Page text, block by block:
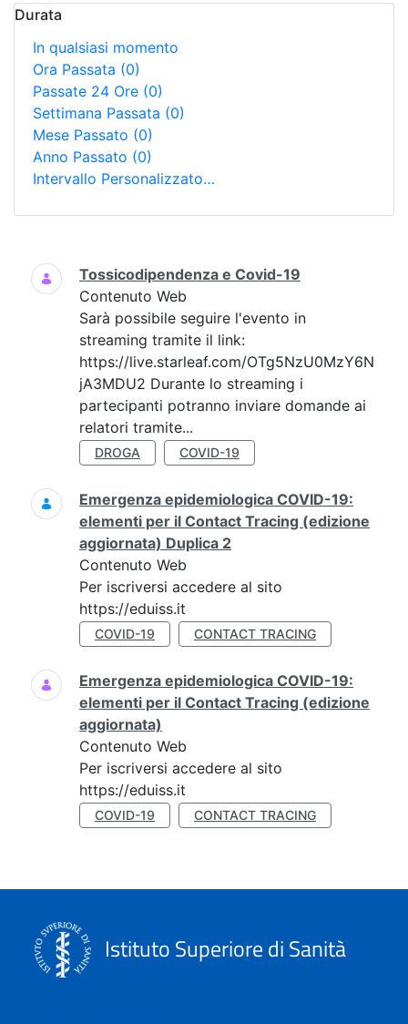
Durata
In qualsiasi momento
Ora Passata (0)
Passate 24 Ore (0)
Settimana Passata (0)
Mese Passato (0)
Anno Passato (0)
Intervallo Personalizzato…
Ricerca
Tossicodipendenza e Covid-19
Contenuto Web
Sarà possibile seguire l'evento in
streaming tramite il link:
https://live.starleaf.com/OTg5NzU0MzY6N
jA3MDU2 Durante lo streaming i
partecipanti potranno inviare domande ai
relatori tramite...
DROGA COVID-19
Emergenza epidemiologica COVID-19:
elementi per il Contact Tracing (edizione
aggiornata) Duplica 2
Contenuto Web
Per iscriversi accedere al sito
https://eduiss.it
COVID-19 CONTACT TRACING
Emergenza epidemiologica COVID-19:
elementi per il Contact Tracing (edizione
aggiornata)
Contenuto Web
Per iscriversi accedere al sito
https://eduiss.it
COVID-19 CONTACT TRACING
Istituto Superiore di Sanità